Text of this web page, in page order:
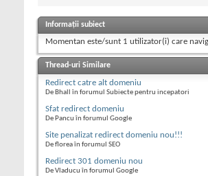
Informații subiect
Momentan este/sunt 1 utilizator(i) care
Thread-uri Similare
Redirect catre alt domeniu
De Bhall în forumul Subiecte pentru incepatori
Sfat redirect domeniu
De Pancu în forumul Google
Site penalizat redirect domeniu nou!!!
De florea în forumul SEO
Redirect 301 domeniu nou
De Vladucu în forumul Google